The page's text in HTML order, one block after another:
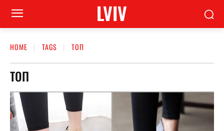
LVIV
HOME TAGS ТОП
ТОП